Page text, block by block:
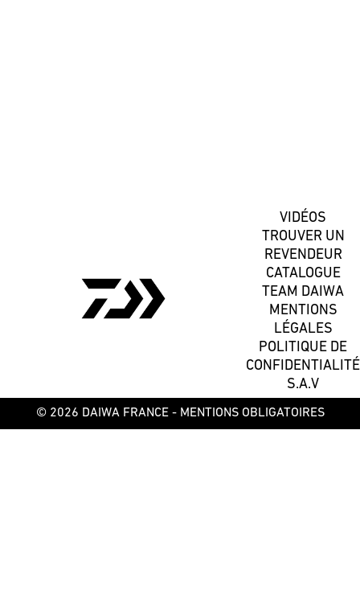
VIDÉOS
TROUVER UN
REVENDEUR
CATALOGUE
TEAM DAIWA
MENTIONS
LÉGALES
POLITIQUE DE
CONFIDENTIALITÉ
S.A.V
© 2026 DAIWA FRANCE - MENTIONS OBLIGATOIRES